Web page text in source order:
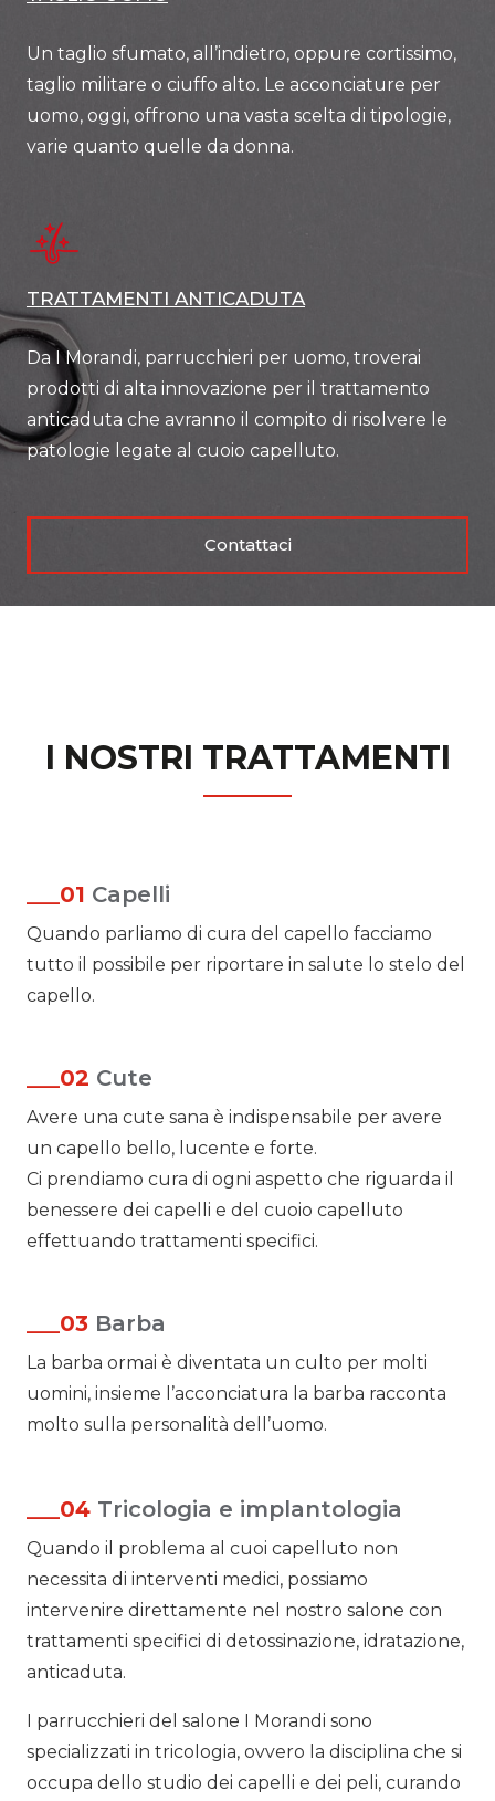
Un taglio sfumato, all’indietro, oppure cortissimo,
taglio militare o ciuffo alto. Le acconciature per
uomo, oggi, offrono una vasta scelta di tipologie,
varie quanto quelle da donna.
TRATTAMENTI ANTICADUTA
Da I Morandi, parrucchieri per uomo, troverai
prodotti di alta innovazione per il trattamento
anticaduta che avranno il compito di risolvere le
patologie legate al cuoio capelluto.
Contattaci
I NOSTRI TRATTAMENTI
___01 Capelli
Quando parliamo di cura del capello facciamo
tutto il possibile per riportare in salute lo stelo del
capello.
___02 Cute
Avere una cute sana è indispensabile per avere
un capello bello, lucente e forte.
Ci prendiamo cura di ogni aspetto che riguarda il
benessere dei capelli e del cuoio capelluto
effettuando trattamenti specifici.
___03 Barba
La barba ormai è diventata un culto per molti
uomini, insieme l’acconciatura la barba racconta
molto sulla personalità dell’uomo.
___04 Tricologia e implantologia
Quando il problema al cuoi capelluto non
necessita di interventi medici, possiamo
intervenire direttamente nel nostro salone con
trattamenti specifici di detossinazione, idratazione,
anticaduta.
I parrucchieri del salone I Morandi sono
specializzati in tricologia, ovvero la disciplina che si
occupa dello studio dei capelli e dei peli, curando